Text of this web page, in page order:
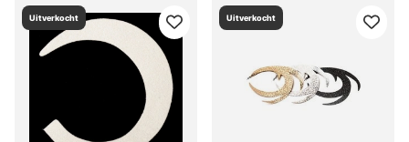
Uitverkocht Uitverkocht